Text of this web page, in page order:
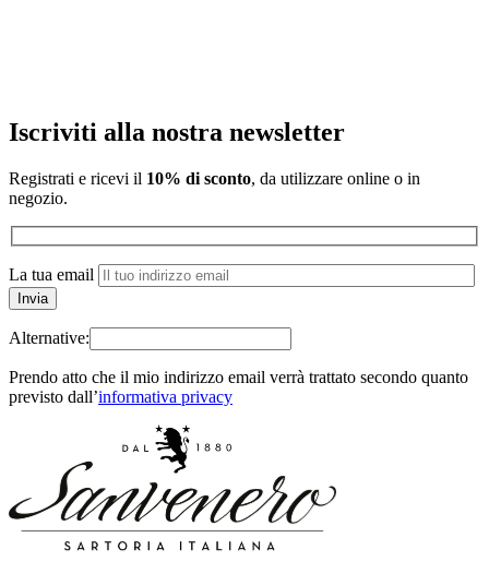
Iscriviti alla nostra newsletter
Registrati e ricevi il 10% di sconto, da utilizzare online o in
negozio.
La tua email
Alternative:
Prendo atto che il mio indirizzo email verrà trattato secondo quanto
previsto dall’informativa privacy